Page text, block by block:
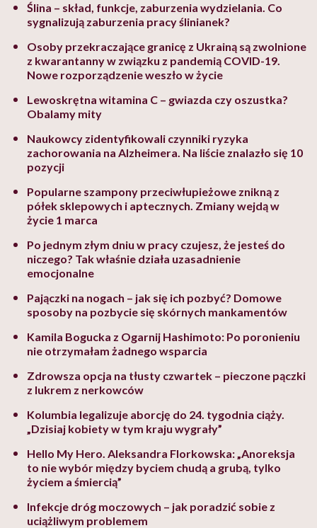
Ślina – skład, funkcje, zaburzenia wydzielania. Co
sygnalizują zaburzenia pracy ślinianek?
Osoby przekraczające granicę z Ukrainą są zwolnione
z kwarantanny w związku z pandemią COVID-19.
Nowe rozporządzenie weszło w życie
Lewoskrętna witamina C – gwiazda czy oszustka?
Obalamy mity
Naukowcy zidentyfikowali czynniki ryzyka
zachorowania na Alzheimera. Na liście znalazło się 10
pozycji
Popularne szampony przeciwłupieżowe znikną z
półek sklepowych i aptecznych. Zmiany wejdą w
życie 1 marca
Po jednym złym dniu w pracy czujesz, że jesteś do
niczego? Tak właśnie działa uzasadnienie
emocjonalne
Pajączki na nogach – jak się ich pozbyć? Domowe
sposoby na pozbycie się skórnych mankamentów
Kamila Bogucka z Ogarnij Hashimoto: Po poronieniu
nie otrzymałam żadnego wsparcia
Zdrowsza opcja na tłusty czwartek – pieczone pączki
z lukrem z nerkowców
Kolumbia legalizuje aborcję do 24. tygodnia ciąży.
„Dzisiaj kobiety w tym kraju wygrały”
Hello My Hero. Aleksandra Florkowska: „Anoreksja
to nie wybór między byciem chudą a grubą, tylko
życiem a śmiercią”
Infekcje dróg moczowych – jak poradzić sobie z
uciążliwym problemem